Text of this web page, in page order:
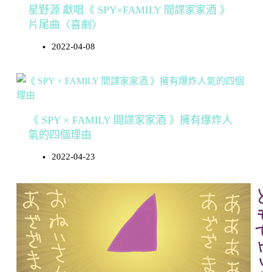
星野源 獻唱《 SPY×FAMILY 間諜家家酒 》
片尾曲〈喜劇〉
2022-04-08
《 SPY × FAMILY 間諜家家酒 》擁有爆炸人
氣的四個理由
2022-04-23